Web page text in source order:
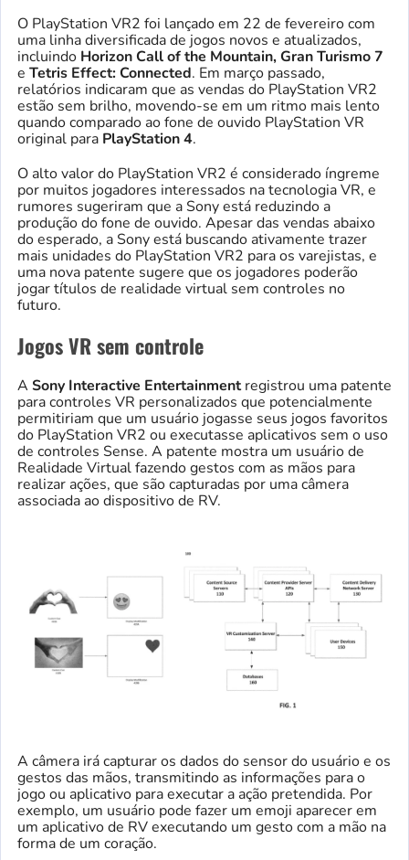
O PlayStation VR2 foi lançado em 22 de fevereiro com
uma linha diversificada de jogos novos e atualizados,
incluindo Horizon Call of the Mountain, Gran Turismo 7
e Tetris Effect: Connected. Em março passado,
relatórios indicaram que as vendas do PlayStation VR2
estão sem brilho, movendo-se em um ritmo mais lento
quando comparado ao fone de ouvido PlayStation VR
original para PlayStation 4.
O alto valor do PlayStation VR2 é considerado íngreme
por muitos jogadores interessados na tecnologia VR, e
rumores sugeriram que a Sony está reduzindo a
produção do fone de ouvido. Apesar das vendas abaixo
do esperado, a Sony está buscando ativamente trazer
mais unidades do PlayStation VR2 para os varejistas, e
uma nova patente sugere que os jogadores poderão
jogar títulos de realidade virtual sem controles no
futuro.
Jogos VR sem controle
A Sony Interactive Entertainmentregistrou uma patente
para controles VR personalizados que potencialmente
permitiriam que um usuário jogasse seus jogos favoritos
do PlayStation VR2 ou executasse aplicativos sem o uso
de controles Sense. A patente mostra um usuário de
Realidade Virtual fazendo gestos com as mãos para
realizar ações, que são capturadas por uma câmera
associada ao dispositivo de RV.
A câmera irá capturar os dados do sensor do usuário e os
gestos das mãos, transmitindo as informações para o
jogo ou aplicativo para executar a ação pretendida. Por
exemplo, um usuário pode fazer um emoji aparecer em
um aplicativo de RV executando um gesto com a mão na
forma de um coração.